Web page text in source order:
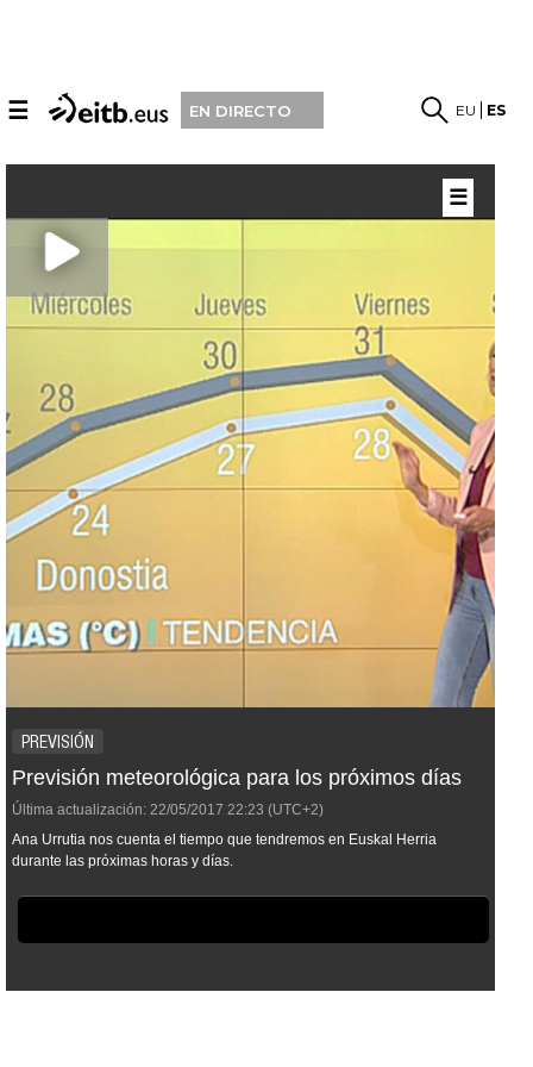
☰ EN DIRECTO EU ES
PREVISIÓN
Previsión meteorológica para los próximos días
Última actualización: 22/05/2017 22:23 (UTC+2)
Ana Urrutia nos cuenta el tiempo que tendremos en Euskal Herria
durante las próximas horas y días.
☰